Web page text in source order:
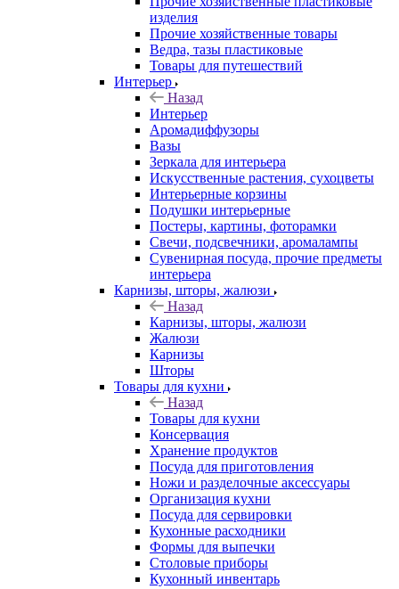
изделия
Прочие хозяйственные товары
Ведра, тазы пластиковые
Товары для путешествий
Интерьер
Назад
Интерьер
Аромадиффузоры
Вазы
Зеркала для интерьера
Искусственные растения, сухоцветы
Интерьерные корзины
Подушки интерьерные
Постеры, картины, фоторамки
Свечи, подсвечники, аромалампы
Сувенирная посуда, прочие предметы
интерьера
Карнизы, шторы, жалюзи
Назад
Карнизы, шторы, жалюзи
Жалюзи
Карнизы
Шторы
Товары для кухни
Назад
Товары для кухни
Консервация
Хранение продуктов
Посуда для приготовления
Ножи и разделочные аксессуары
Организация кухни
Посуда для сервировки
Кухонные расходники
Формы для выпечки
Столовые приборы
Кухонный инвентарь